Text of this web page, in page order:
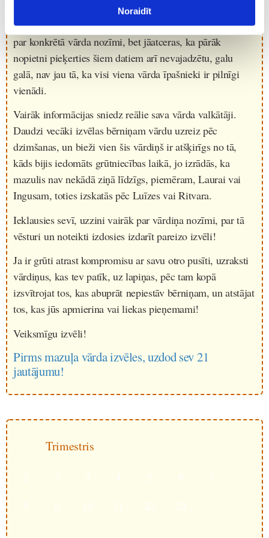
Noraidīt
Mūsdienās ir ļoti daudz resursu, kuros var uzzināt vairāk
par konkrētā vārda nozīmi, bet jāatceras, ka pārāk
nopietni pieķerties šiem datiem arī nevajadzētu, galu
galā, nav jau tā, ka visi viena vārda īpašnieki ir pilnīgi
vienādi.
Vairāk informācijas sniedz reālie sava vārda valkātāji.
Daudzi vecāki izvēlas bērniņam vārdu uzreiz pēc
dzimšanas, un bieži vien šis vārdiņš ir atšķirīgs no tā,
kāds bijis iedomāts grūtniecības laikā, jo izrādās, ka
mazulis nav nekādā ziņā līdzīgs, piemēram, Laurai vai
Ingusam, toties izskatās pēc Luīzes vai Ritvara.
Ieklausies sevī, uzzini vairāk par vārdiņa nozīmi, par tā
vēsturi un noteikti izdosies izdarīt pareizo izvēli!
Ja ir grūti atrast kompromisu ar savu otro pusīti, uzraksti
vārdiņus, kas tev patīk, uz lapiņas, pēc tam kopā
izsvītrojat tos, kas abuprāt nepiestāv bērniņam, un atstājat
tos, kas jūs apmierina vai liekas pieņemami!
Veiksmīgu izvēli!
Pirms mazuļa vārda izvēles, uzdod sev 21
jautājumu!
Trimestris